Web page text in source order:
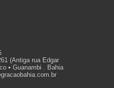
(Antiga rua Edgar
• Guanambi . Bahia